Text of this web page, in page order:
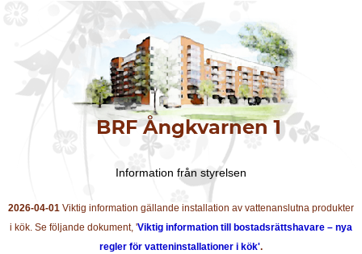
Information från styrelsen
2026-04-01 Viktig information gällande installation av vattenanslutna produkter
i kök. Se följande dokument, 'Viktig information till bostadsrättshavare – nya
regler för vatteninstallationer i kök'.